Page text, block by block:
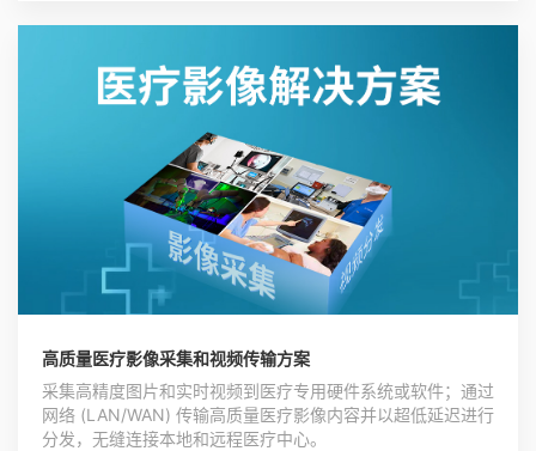
高质量医疗影像采集和视频传输方案
采集高精度图片和实时视频到医疗专用硬件系统或软件；通过
网络 (LAN/WAN) 传输高质量医疗影像内容并以超低延迟进行
分发，无缝连接本地和远程医疗中心。